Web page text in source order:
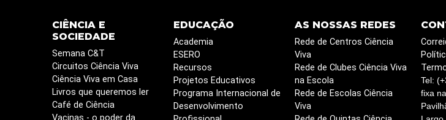
CIÊNCIA E
SOCIEDADE
Semana C&T
Circuitos Ciência Viva
Ciência Viva em Casa
Livros que queremos ler
Café de Ciência
Vacinas - o poder da
EDUCAÇÃO
Academia
ESERO
Recursos
Projetos Educativos
Programa Internacional de
Desenvolvimento
AS NOSSAS REDES
Rede de Centros Ciência
Viva
Rede de Clubes Ciência Viva
na Escola
Rede de Escolas Ciência
Viva
Tel:
fixa